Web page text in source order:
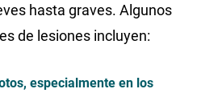
hasta graves. Algunos
de lesiones incluyen:
especialmente en los